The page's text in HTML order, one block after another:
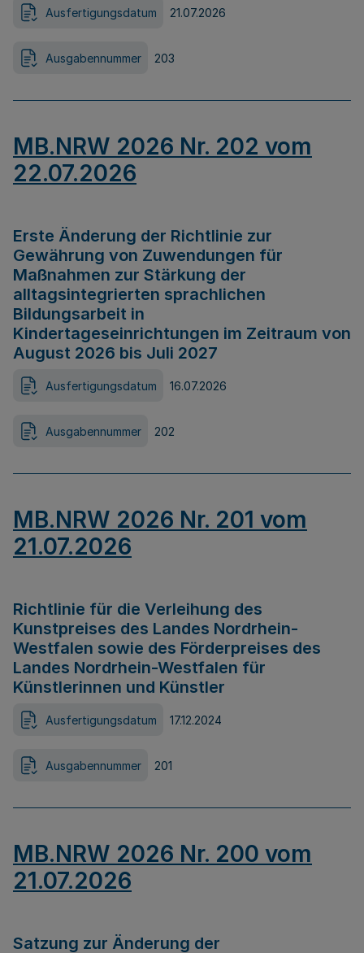
Ausfertigungsdatum 21.07.2026
Ausgabennummer 203
MB.NRW 2026 Nr. 202 vom
22.07.2026
Erste Änderung der Richtlinie zur
Gewährung von Zuwendungen für
Maßnahmen zur Stärkung der
alltagsintegrierten sprachlichen
Bildungsarbeit in
Kindertageseinrichtungen im Zeitraum von
August 2026 bis Juli 2027
Ausfertigungsdatum 16.07.2026
Ausgabennummer 202
MB.NRW 2026 Nr. 201 vom
21.07.2026
Richtlinie für die Verleihung des
Kunstpreises des Landes Nordrhein-
Westfalen sowie des Förderpreises des
Landes Nordrhein-Westfalen für
Künstlerinnen und Künstler
Ausfertigungsdatum 17.12.2024
Ausgabennummer 201
MB.NRW 2026 Nr. 200 vom
21.07.2026
Satzung zur Änderung der